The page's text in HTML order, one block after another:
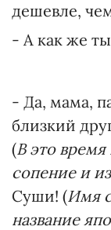
дешевле,
- А как же
- Да, мама,
близкий
(В это
сопение и
Суши! (Имя
название